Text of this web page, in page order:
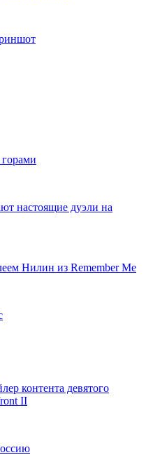
горами
настоящие дуэли на
Нилин из Remember Me
контента девятого
II